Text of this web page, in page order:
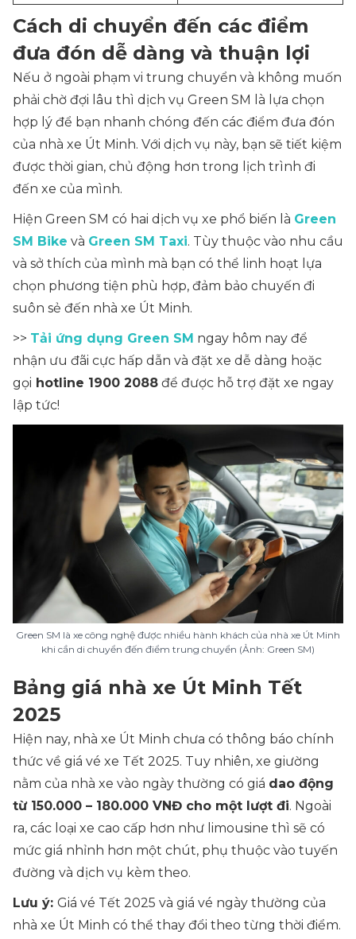
Cách di chuyển đến các điểm
đưa đón dễ dàng và thuận lợi
Nếu ở ngoài phạm vi trung chuyển và không muốn
phải chờ đợi lâu thì dịch vụ Green SM là lựa chọn
hợp lý để bạn nhanh chóng đến các điểm đưa đón
của nhà xe Út Minh. Với dịch vụ này, bạn sẽ tiết kiệm
được thời gian, chủ động hơn trong lịch trình đi
đến xe của mình.
Hiện Green SM có hai dịch vụ xe phổ biến là Green
SM Bike và Green SM Taxi. Tùy thuộc vào nhu cầu
và sở thích của mình mà bạn có thể linh hoạt lựa
chọn phương tiện phù hợp, đảm bảo chuyến đi
suôn sẻ đến nhà xe Út Minh.
>> Tải ứng dụng Green SM ngay hôm nay để
nhận ưu đãi cực hấp dẫn và đặt xe dễ dàng hoặc
gọi hotline 1900 2088 để được hỗ trợ đặt xe ngay
lập tức!
Green SM là xe công nghệ được nhiều hành khách của nhà xe Út Minh
khi cần di chuyển đến điểm trung chuyển (Ảnh: Green SM)
Bảng giá nhà xe Út Minh Tết
2025
Hiện nay, nhà xe Út Minh chưa có thông báo chính
thức về giá vé xe Tết 2025. Tuy nhiên, xe giường
nằm của nhà xe vào ngày thường có giá dao động
từ 150.000 – 180.000 VNĐ cho một lượt đi. Ngoài
ra, các loại xe cao cấp hơn như limousine thì sẽ có
mức giá nhỉnh hơn một chút, phụ thuộc vào tuyến
đường và dịch vụ kèm theo.
Lưu ý: Giá vé Tết 2025 và giá vé ngày thường của
nhà xe Út Minh có thể thay đổi theo từng thời điểm.